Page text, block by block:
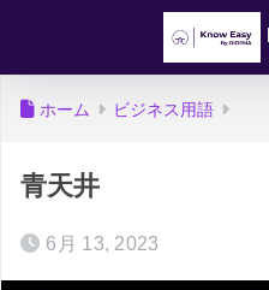
ホーム ビジネス用語
青天井
6月 13, 2023